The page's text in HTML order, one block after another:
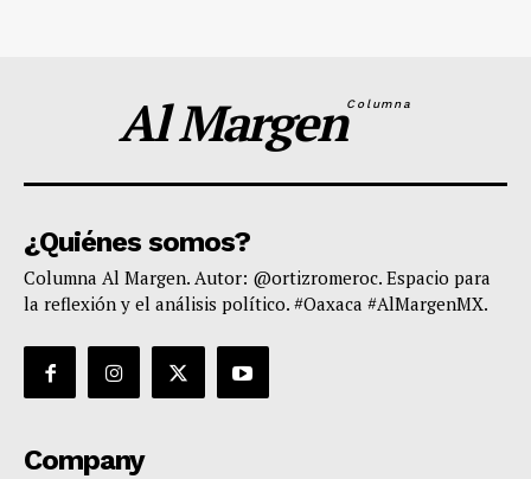
Al MargenColumna
¿Quiénes somos?
Columna Al Margen. Autor: @ortizromeroc. Espacio para
la reflexión y el análisis político. #Oaxaca #AlMargenMX.
Company